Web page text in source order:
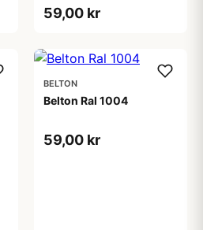
59,00 kr
BELTON
Belton Ral 1004
59,00 kr